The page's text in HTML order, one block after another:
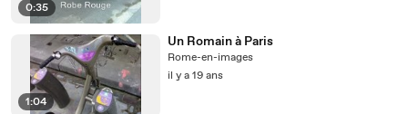
0:35
1:04
Un Romain à Paris
Rome-en-images
il y a 19 ans